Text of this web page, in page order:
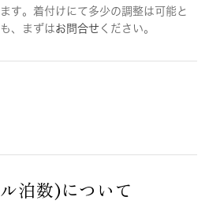
す。着付けにて多少の調整は可能と
、まずはお問合せ ください。
泊数)について